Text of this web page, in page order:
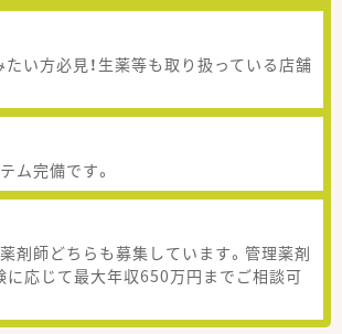
い方必見！生薬等も取り扱っている店舗
ム完備です。
剤師どちらも募集しています。管理薬剤
に応じて最大年収650万円までご相談可